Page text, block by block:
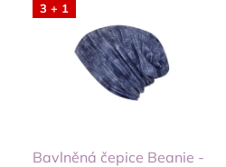
3 + 1
Bavlněná čepice Beanie -